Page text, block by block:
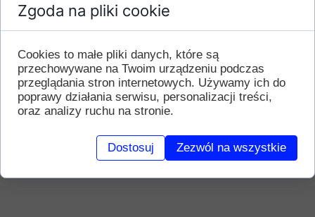
Zgoda na pliki cookie
Cookies to małe pliki danych, które są
przechowywane na Twoim urządzeniu podczas
przeglądania stron internetowych. Używamy ich do
poprawy działania serwisu, personalizacji treści,
oraz analizy ruchu na stronie.
Dostosuj Zezwól na wszystkie